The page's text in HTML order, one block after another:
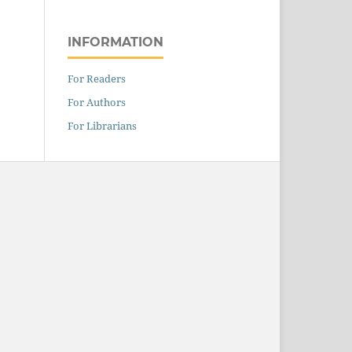
INFORMATION
For Readers
For Authors
For Librarians